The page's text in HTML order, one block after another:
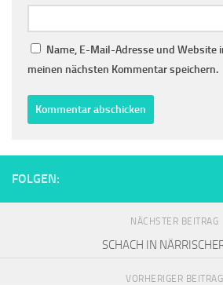
Name, E-Mail-Adresse und Website
meinen nächsten Kommentar speichern.
FOLGEN:
NÄCHSTER BEITRAG
SCHACH IN
VORHERIGER BEITRAG